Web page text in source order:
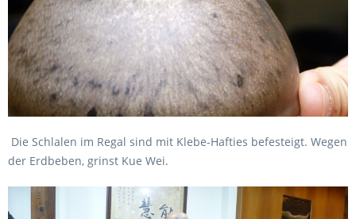
Die Schlalen im Regal sind mit Klebe-Hafties befesteigt. Wegen
der Erdbeben, grinst Kue Wei.